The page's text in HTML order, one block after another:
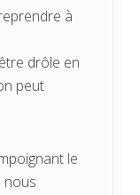
à
drôle en
peut
le
nous